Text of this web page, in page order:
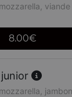
viande
8.00€